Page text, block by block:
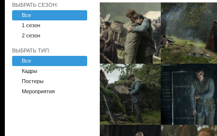
ВЫБРАТЬ СЕЗОН:
Все
1 сезон
2 сезон
ВЫБРАТЬ ТИП:
Все
Кадры
Постеры
Мероприятия